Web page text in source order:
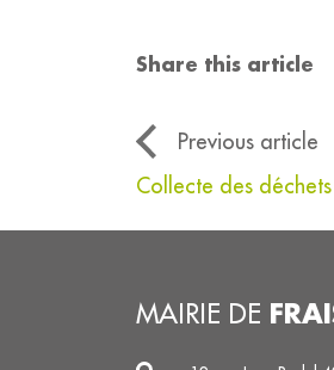
Share this article
Previous article
Collecte des
MAIRIE DE